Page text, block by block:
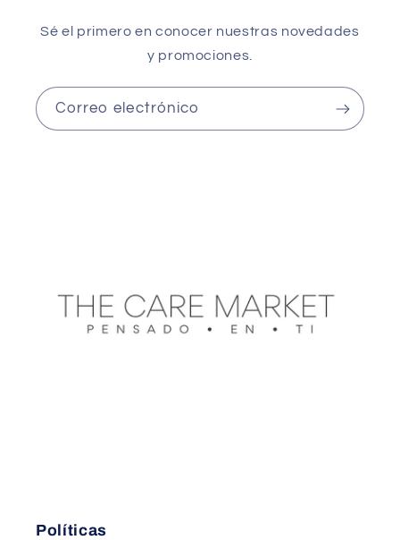
Sé el primero en conocer nuestras novedades
y promociones.
Correo electrónico
Políticas